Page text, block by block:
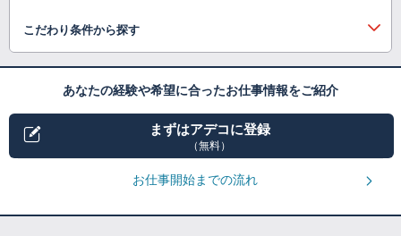
こだわり条件から探す
あなたの経験や希望に合ったお仕事情報をご紹介
まずはアデコに登録
（無料）
お仕事開始までの流れ